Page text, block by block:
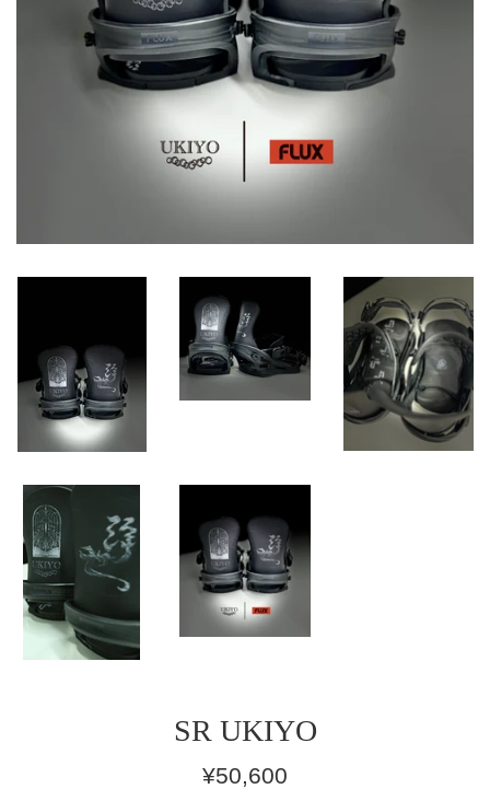
SR UKIYO
通
¥50,600